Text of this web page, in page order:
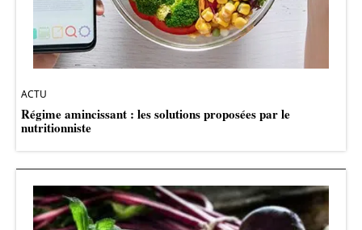
ACTU
Régime amincissant : les solutions proposées par le
nutritionniste